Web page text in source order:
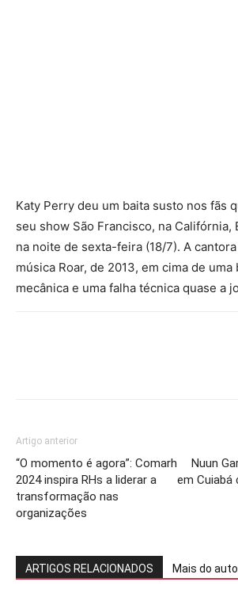
Katy Perry deu um baita susto nos fãs
seu show São Francisco, na Califórnia,
na noite de sexta-feira (18/7). A
música Roar, de 2013, em cima de
mecânica e uma falha técnica quase a
Artigo anterior
“O momento é agora”: Comarh
2024 inspira RHs a liderar a
transformação nas
organizações
Nuun
em
ARTIGOS RELACIONADOS Mais do